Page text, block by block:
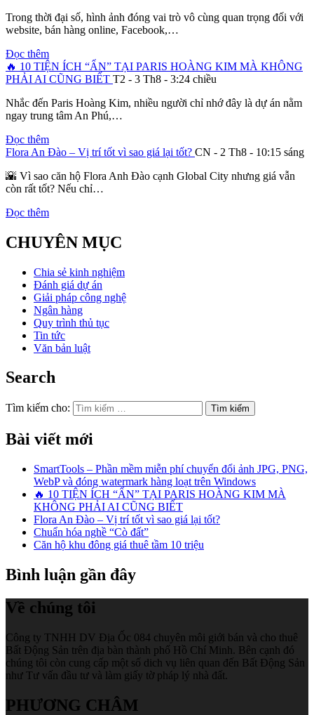
Trong thời đại số, hình ảnh đóng vai trò vô cùng quan trọng đối với
website, bán hàng online, Facebook,…
Đọc thêm
🔥 10 TIỆN ÍCH “ẨN” TẠI PARIS HOÀNG KIM MÀ KHÔNG
PHẢI AI CŨNG BIẾT T2 - 3 Th8 - 3:24 chiều
Nhắc đến Paris Hoàng Kim, nhiều người chỉ nhớ đây là dự án nằm
ngay trung tâm An Phú,…
Đọc thêm
Flora An Đào – Vị trí tốt vì sao giá lại tốt? CN - 2 Th8 - 10:15 sáng
🌇 Vì sao căn hộ Flora Anh Đào cạnh Global City nhưng giá vẫn
còn rất tốt? Nếu chỉ…
Đọc thêm
CHUYÊN MỤC
Chia sẻ kinh nghiệm
Đánh giá dự án
Giải pháp công nghệ
Ngân hàng
Quy trình thủ tục
Tin tức
Văn bản luật
Search
Tìm kiếm cho:
Bài viết mới
SmartTools – Phần mềm miễn phí chuyển đổi ảnh JPG, PNG,
WebP và đóng watermark hàng loạt trên Windows
🔥 10 TIỆN ÍCH “ẨN” TẠI PARIS HOÀNG KIM MÀ
KHÔNG PHẢI AI CŨNG BIẾT
Flora An Đào – Vị trí tốt vì sao giá lại tốt?
Chuẩn hóa nghề “Cò đất”
Căn hộ khu đông giá thuê tầm 10 triệu
Bình luận gần đây
Về chúng tôi
Công ty TNHH DV Địa Ốc 084 chuyên môi giới bán và cho thuê
Bất Động Sản trên địa bàn thành phố Hồ Chí Minh. Bên cạnh đó
chúng tôi còn cung cấp một số dich vụ liên quan đến Bất Động Sản
như Tư vấn đầu tư và làm giấy tờ pháp lý nhà đất.
PHƯƠNG CHÂM